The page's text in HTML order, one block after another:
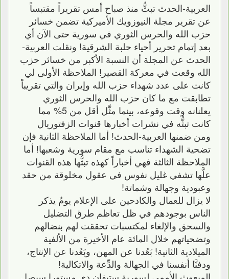
العربية-الحدث تبثُّ منذ صباح أمس تقريراً مقتبساً
عن تقرير مجلة النيوزويك الأميركية تضمن خسائر
حزب الله والحرس الثوري في سورية حتى الآن أي
بعد إتمام تحرير أحياء حلبة الشرقية! ونقلت العربية-
الحدث عن المجلة أن النسبة الأكبر من خسائر حزب
الله وقعت في معركة القصير! الملاحظة الأولى لي
كانت على عدد شهداء حزب الله وإيران والتي تقريباً
تطابقت مع ما كان حزب الله والحرس الثوري
يعلنانه وقت وقوعه، بينما مثَّل أقل من 5% مما
كانت تبثُّه في نشرات أخبارها قنوات الزفتوريال
ومن ضمنها العربية-الحدث! أما الملاحظة الثانية فإن
تضحية الشهداء تناسب مع مقام سورية وشعبها! أما
الملاحظة الثالثة فهي أخباراً كهذه تبثُّها هذه القنوات
علَّها تشفي غليل نفوس في عقول مخلوقة من حقد
وعبودية وجهالة وشماتة!
لا يزال للعمال والكادحين على الإعلام يومٌ يذكر
الناس بوجودهم في ظل تعاظم طرق التضليل
والسحق والإلغاء لمكتسبات تحققت لهم بنضالهم
وتضحياتهم خلال المائة عام الأخيرة من الألفية
الميلادية الثانية! بَعُدنا عن المهن، وبَعُدنا عن الإنتاج،
ودفنَّا أنفسنا في الجهالة والدِّعة والاتكالية!
المبعوث الأممي لسورية ستيفان دي مستورا سيصل